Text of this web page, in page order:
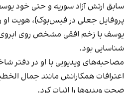
سابق ارتش آزاد سوریه و حتی خود
پروفایل جعلی در فیس‌بوک)، هویت او
یوسف با زخم افقی مشخص روی
شناسایی بود.
اعترافات همکارانش مانند جمال
صحت ویدیوها را اثبات کرد.